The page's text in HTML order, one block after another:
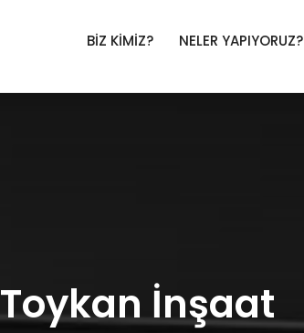
BİZ KİMİZ? NELER YAPIYORUZ?
Toykan İnşaat